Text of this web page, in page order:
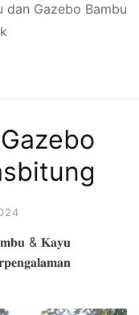
dan Gazebo Bambu
& 𝐊𝐚𝐲𝐮